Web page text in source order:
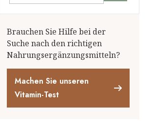
Brauchen Sie Hilfe bei der
Suche nach den richtigen
Nahrungsergänzungsmitteln?
Machen Sie unseren
Vitamin-Test